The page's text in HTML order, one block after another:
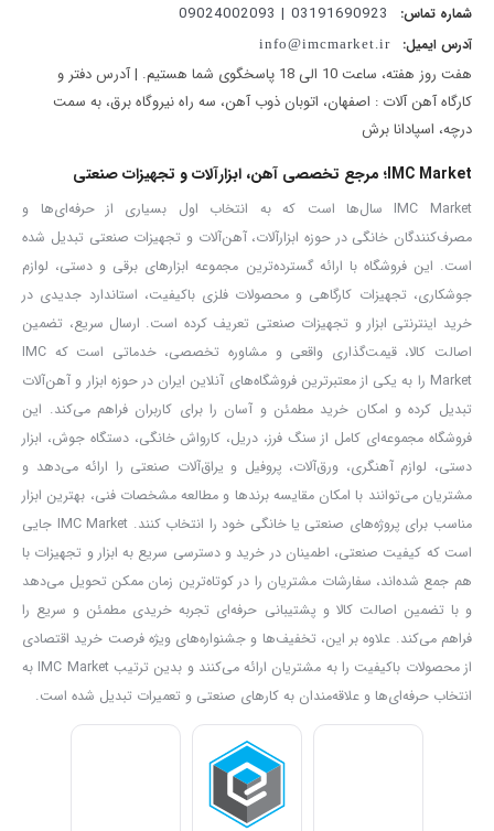
وقوع می پیوندد.دستگاه جوشکاری زیرپودری ۱۲۵۰ آمپر مدل ۲۱۵۱
دستگاه کاملا اتوماتیک با نرخ ذوب بسیار بالا می‌باشد. این
جوشکاریبا توجه به ساختاری که دارد مناسب جوشکاری آلومینیوم،
سطوح ضخیم می باشد که با توان بالایی که دارد بسیار کارآمد می باشد.
سیستم برقی این دستگاه جوشکاری ۳ فاز با ۳۸۰ ولت می باشد.
شما برای اینکه بتوانید جوش زیر پودری خوبی داشته باشید نیاز به یک
دستگاه باکیفیت همانند دستگاه جوش زیر پودری مدل ۲۱۵۱ آروا دارید که
در ادامه مزیت های این دستگاه را برایتان توضیح می دهیم.
دستگاه جوشکاری زیر پودری از دو قسمت تشکیل شده است. توسط یک
قسمت جریان مورد نیاز تامین می شود و توسط قسمت دیگر که به آن
کالسکه می گویند تنظیمات لازم را برای یک جوش زیر پودری را انجام می
دهیم.
در قسمت جریان یک کلید وجود دارد که توسط آن می توانیم دستگاه را در
یکی از دو حالت جوشکاری معمولی و جوشکاری زیر پودری قرار دهیم.
زمانی که دستگاه را در حالت جوشکاری معمولی می گذاریم توسط ولوم
هایی که روی بخش تامین جریان وجود دارد جریان و ولتاژ دستگاه را
تنظیم می کنیم. اما اگر قصد انجام جوشکاری توپودری را داشتیم به کالسکه
مراجعه می کنیم تا تنظیمات لازم را انجام دهیم
در قسمت میانی جعبه دنده کالسکه تعدادی ولوم برای تنظیم جریان ولتاژ و
سرعت حرکت سیم جوش وجود دارد که در قسمت میانی جعبه کنترل
قسمت کالسکه وجود دارند بعد از تعدادی کلید و دکمه وجود دارند که به
ترتیب هر یک از آنها را توضیح می دهیم.
شماره تماس: 03191690923 | 09024002093
آدرس ایمیل: info@imcmarket.ir
هفت روز هفته، ساعت 10 الی 18 پاسخگوی شما هستیم. | آدرس دفتر و
کارگاه آهن آلات : اصفهان، اتوبان ذوب آهن، سه راه نیروگاه برق، به سمت
درچه، اسپادانا برش
IMC Market؛ مرجع تخصصی آهن، ابزارآلات و تجهیزات صنعتی
IMC Market سال‌ها است که به انتخاب اول بسیاری از حرفه‌ای‌ها و
مصرف‌کنندگان خانگی در حوزه ابزارآلات، آهن‌آلات و تجهیزات صنعتی تبدیل شده
است. این فروشگاه با ارائه گسترده‌ترین مجموعه ابزارهای برقی و دستی، لوازم
جوشکاری، تجهیزات کارگاهی و محصولات فلزی باکیفیت، استاندارد جدیدی در
خرید اینترنتی ابزار و تجهیزات صنعتی تعریف کرده است. ارسال سریع، تضمین
اصالت کالا، قیمت‌گذاری واقعی و مشاوره تخصصی، خدماتی است که IMC
Market را به یکی از معتبرترین فروشگاه‌های آنلاین ایران در حوزه ابزار و آهن‌آلات
تبدیل کرده و امکان خرید مطمئن و آسان را برای کاربران فراهم می‌کند. این
فروشگاه مجموعه‌ای کامل از سنگ فرز، دریل، کارواش خانگی، دستگاه جوش، ابزار
دستی، لوازم آهنگری، ورق‌آلات، پروفیل و یراق‌آلات صنعتی را ارائه می‌دهد و
مشتریان می‌توانند با امکان مقایسه برندها و مطالعه مشخصات فنی، بهترین ابزار
مناسب برای پروژه‌های صنعتی یا خانگی خود را انتخاب کنند. IMC Market جایی
است که کیفیت صنعتی، اطمینان در خرید و دسترسی سریع به ابزار و تجهیزات با
هم جمع شده‌اند، سفارشات مشتریان را در کوتاه‌ترین زمان ممکن تحویل می‌دهد
و با تضمین اصالت کالا و پشتیبانی حرفه‌ای تجربه خریدی مطمئن و سریع را
فراهم می‌کند. علاوه بر این، تخفیف‌ها و جشنواره‌های ویژه فرصت خرید اقتصادی
از محصولات باکیفیت را به مشتریان ارائه می‌کنند و بدین ترتیب IMC Market به
انتخاب حرفه‌ای‌ها و علاقه‌مندان به کارهای صنعتی و تعمیرات تبدیل شده است.